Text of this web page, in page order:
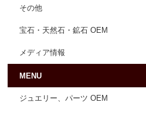
その他
宝石・天然石・鉱石 OEM
メディア情報
MENU
ジュエリー、パーツ OEM